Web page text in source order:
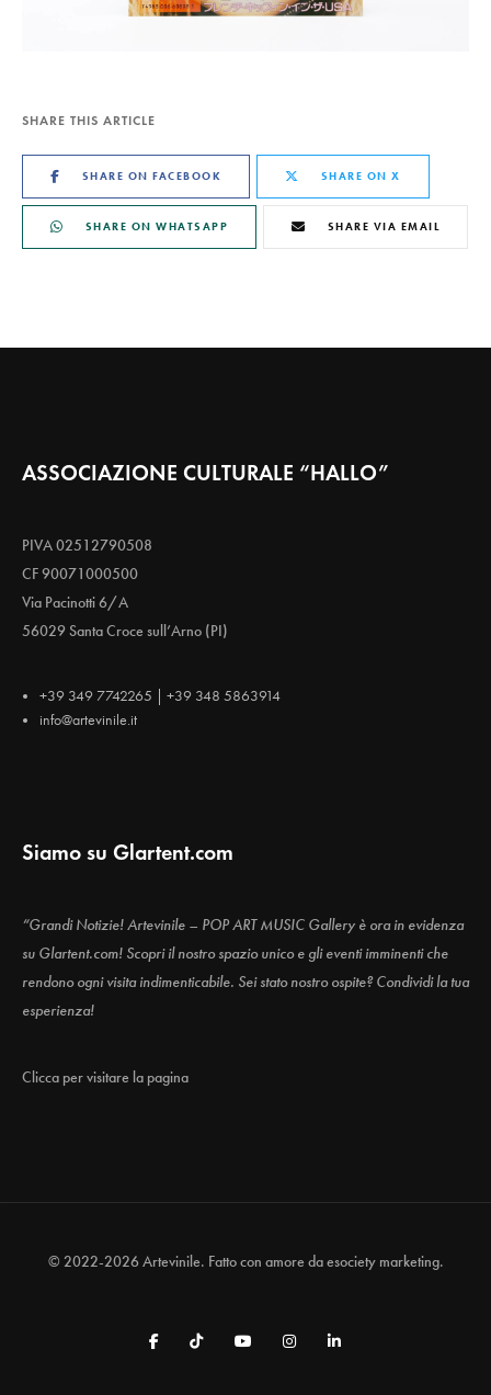
SHARE THIS ARTICLE
SHARE ON FACEBOOK SHARE ON X
SHARE ON WHATSAPP SHARE VIA EMAIL
ASSOCIAZIONE CULTURALE “HALLO”
PIVA 02512790508
CF 90071000500
Via Pacinotti 6/A
56029 Santa Croce sull’Arno (PI)
+39 349 7742265 | +39 348 5863914
info@artevinile.it
Siamo su Glartent.com
“Grandi Notizie! Artevinile – POP ART MUSIC Gallery è ora in evidenza
su Glartent.com! Scopri il nostro spazio unico e gli eventi imminenti che
rendono ogni visita indimenticabile. Sei stato nostro ospite? Condividi la tua
esperienza!
Clicca per visitare la pagina
© 2022-2026 Artevinile. Fatto con amore daesociety marketing.